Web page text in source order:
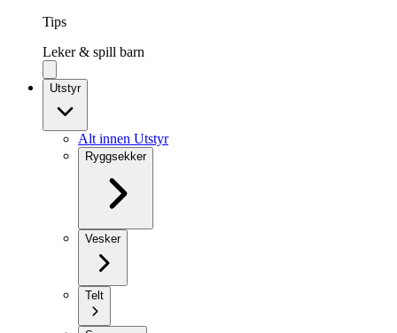
Tips
Leker & spill barn
Utstyr
Alt innen Utstyr
Ryggsekker
Vesker
Telt